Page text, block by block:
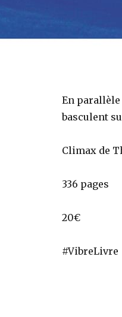
En parallèle
basculent
Climax de
336 pages
20€
#VibreLivre